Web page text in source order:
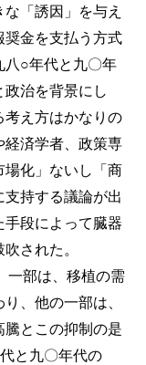
「誘因」を与え
奨金を支払う方式
八○年代と九〇年
治を背景にし
考え方はかなりの
経済学者、政策専
場化」ないし「商
持する議論が出
手段によって臓器
された。
一部は、移植の需
、他の一部は、
とこの抑制の是
と九〇年代の